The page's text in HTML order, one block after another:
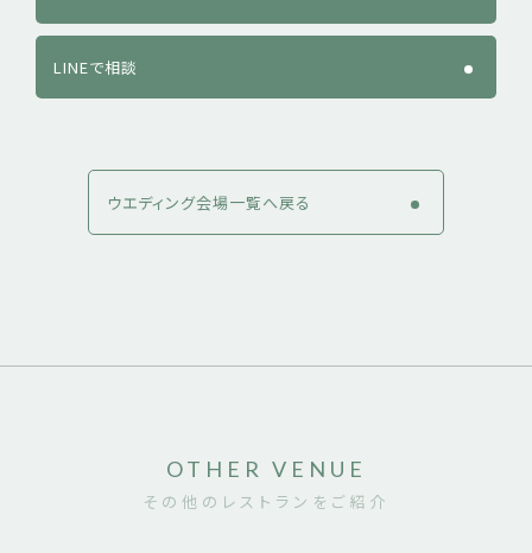
LINEで相談
ウエディング会場一覧へ戻る
OTHER VENUE
その他のレストランをご紹介